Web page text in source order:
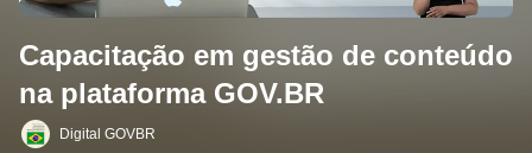
Capacitação em gestão de conteúdo
na plataforma GOV.BR
Digital GOVBR